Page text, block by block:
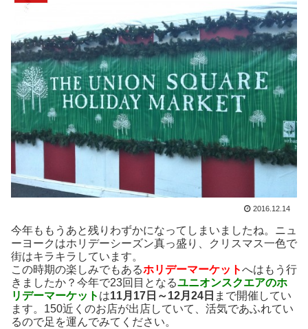
2016.12.14
今年ももうあと残りわずかになってしまいましたね。ニュ
ーヨークはホリデーシーズン真っ盛り、クリスマス一色で
街はキラキラしています。
この時期の楽しみでもあるホリデーマーケットへはもう行
きましたか？今年で23回目となるユニオンスクエアのホ
リデーマーケット は11月17日～12月24日 まで開催してい
ます。150近くのお店が出店していて、活気であふれてい
るので足を運んでみてください。